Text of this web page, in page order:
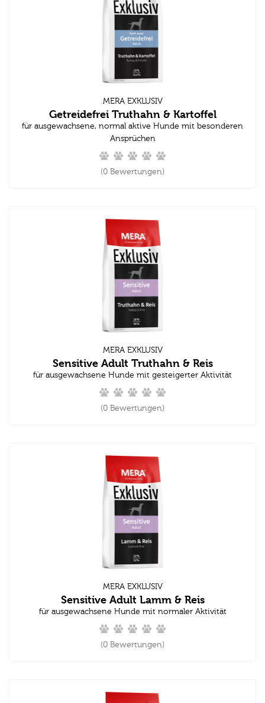
MERA EXKLUSIV
Getreidefrei Truthahn & Kartoffel
für ausgewachsene, normal aktive Hunde mit besonderen
Ansprüchen
(0 Bewertungen)
MERA EXKLUSIV
Sensitive Adult Truthahn & Reis
für ausgewachsene Hunde mit gesteigerter Aktivität
(0 Bewertungen)
MERA EXKLUSIV
Sensitive Adult Lamm & Reis
für ausgewachsene Hunde mit normaler Aktivität
(0 Bewertungen)